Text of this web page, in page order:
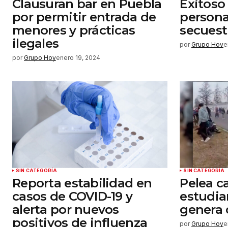
Clausuran bar en Puebla
por permitir entrada de
menores y prácticas
ilegales
por Grupo Hoyenero 19, 2024
Exitoso
por Grupo Hoy
SIN CATEGORÍA
Reporta estabilidad en
casos de COVID-19 y
alerta por nuevos
positivos de influenza
SIN CATEGORÍA
Pelea
genera
por Grupo Hoy